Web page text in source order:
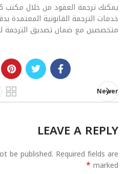
يمكنك ترجمة العقود من خلال مكتب
خدمات الترجمة القانونية المعتمدة
متخصصين مع ضمان تصديق الترجمة
Newer
LEAVE A REPLY
be published. Required fields are
marked
*